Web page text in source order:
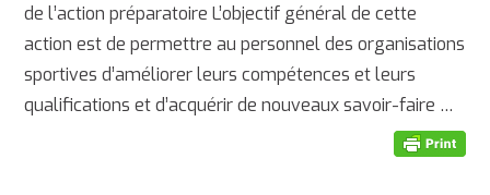
de l’action préparatoire L’objectif général de cette
action est de permettre au personnel des organisations
sportives d’améliorer leurs compétences et leurs
qualifications et d’acquérir de nouveaux savoir-faire …